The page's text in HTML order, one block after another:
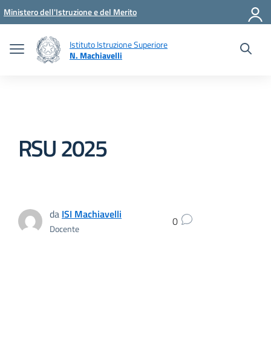
Vai ai contenuti
Vai al menu di navigazione
Vai al footer
Ministero dell'Istruzione e del Merito
Istituto Istruzione Superiore
N. Machiavelli
RSU 2025
da ISI Machiavelli
Docente 0